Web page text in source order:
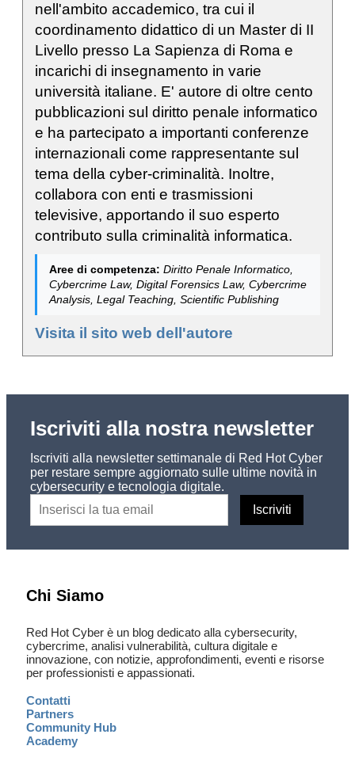
nell'ambito accademico, tra cui il
coordinamento didattico di un Master di II
Livello presso La Sapienza di Roma e
incarichi di insegnamento in varie
università italiane. E' autore di oltre cento
pubblicazioni sul diritto penale informatico
e ha partecipato a importanti conferenze
internazionali come rappresentante sul
tema della cyber-criminalità. Inoltre,
collabora con enti e trasmissioni
televisive, apportando il suo esperto
contributo sulla criminalità informatica.
Aree di competenza: Diritto Penale Informatico,
Cybercrime Law, Digital Forensics Law, Cybercrime
Analysis, Legal Teaching, Scientific Publishing
Visita il sito web dell'autore
Iscriviti alla nostra newsletter
Iscriviti alla newsletter settimanale di Red Hot Cyber
per restare sempre aggiornato sulle ultime novità in
cybersecurity e tecnologia digitale.
Chi Siamo
Red Hot Cyber è un blog dedicato alla cybersecurity,
cybercrime, analisi vulnerabilità, cultura digitale e
innovazione, con notizie, approfondimenti, eventi e risorse
per professionisti e appassionati.
Contatti
Partners
Community Hub
Academy